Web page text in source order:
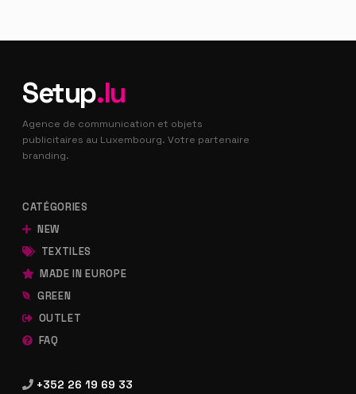
Setup.lu
Agence de communication et objets
publicitaires au Luxembourg. Votre partenaire
branding.
CATÉGORIES
NEW
TEXTILES
MADE IN EUROPE
GREEN
OUTLET
FAQ
+352 26 19 69 33